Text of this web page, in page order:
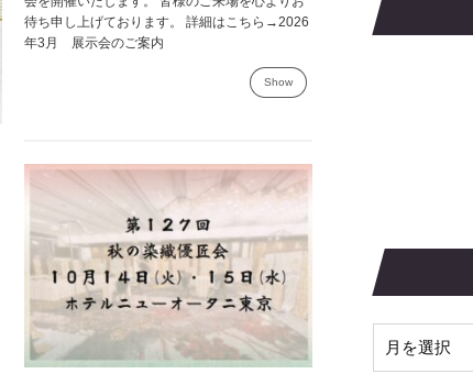
待ち申し上げております。 詳細はこちら→2026
年3月 展示会のご案内
Show